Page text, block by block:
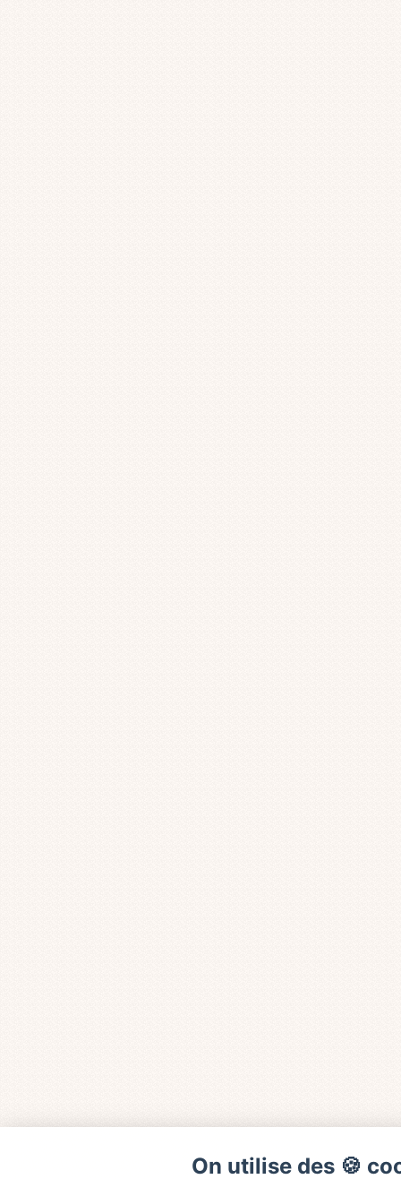
On utilise des 🍪